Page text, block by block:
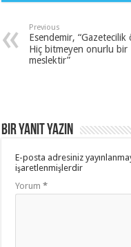
Previous
Esendemir, “Gazetecilik
Hiç bitmeyen onurlu bir
meslektir”
Bir yanıt yazın
E-posta adresiniz
işaretlenmişlerdir
Yorum*